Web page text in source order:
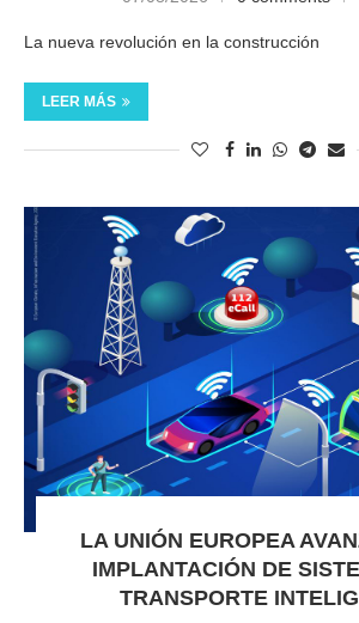
La nueva revolución en la construcción
LEER MÁS
LA UNIÓN EUROPEA
IMPLANTACIÓN DE
TRANSPORTE